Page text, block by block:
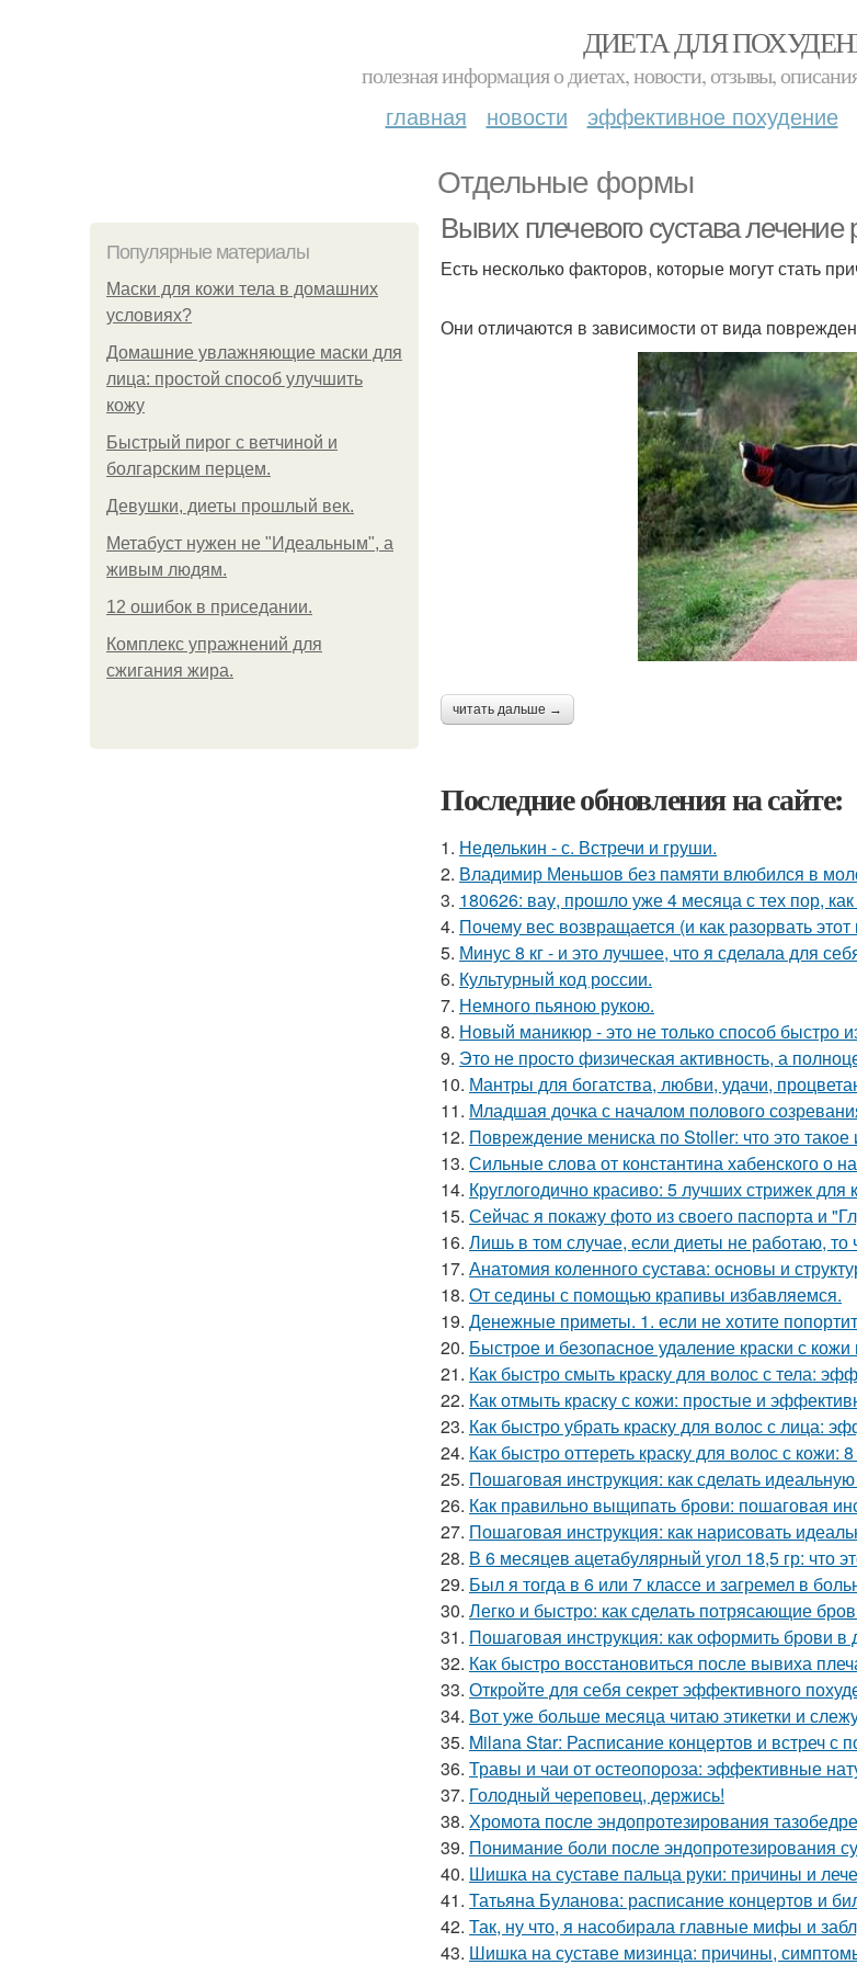
ДИЕТА ДЛЯ
полезная информация о диетах, новости, отзывы,
главная новости эффективное похудение
Отдельные формы
Популярные материалы
Маски для кожи тела в домашних
условиях?
Домашние увлажняющие маски для
лица: простой способ улучшить
кожу
Быстрый пирог с ветчиной и
болгарским перцем.
Девушки, диеты прошлый век.
Метабуст нужен не "Идеальным", а
живым людям.
12 ошибок в приседании.
Комплекс упражнений для
сжигания жира.
Вывих плечевого сустава
Есть несколько факторов, которые могут стать
Они отличаются в зависимости от вида
читать дальше →
Последние обновления на сайте:
1. Неделькин - с. Встречи и груши.
2. Владимир Меньшов без памяти влюбился в
3. 180626: вау, прошло уже 4 месяца с тех пор,
4. Почему вес возвращается (и как разорвать этот
5. Минус 8 кг - и это лучшее, что я сделала для
6. Культурный код россии.
7. Немного пьяною рукою.
8. Новый маникюр - это не только способ быстро
9. Это не просто физическая активность, а
10. Мантры для богатства, любви, удачи,
11. Младшая дочка с началом полового
12. Повреждение мениска по Stoller: что это такое
13. Сильные слова от константина хабенского о
14. Круглогодично красиво: 5 лучших стрижек для
15. Сейчас я покажу фото из своего паспорта и
16. Лишь в том случае, если диеты не работаю, то
17. Анатомия коленного сустава: основы и
18. От седины с помощью крапивы избавляемся.
19. Денежные приметы. 1. если не хотите
20. Быстрое и безопасное удаление краски с кожи
21. Как быстро смыть краску для волос с тела:
22. Как отмыть краску с кожи: простые и
23. Как быстро убрать краску для волос с лица:
24. Как быстро оттереть краску для волос с
25. Пошаговая инструкция: как сделать
26. Как правильно выщипать брови: пошаговая
27. Пошаговая инструкция: как нарисовать
28. В 6 месяцев ацетабулярный угол 18,5 гр: что
29. Был я тогда в 6 или 7 классе и загремел в
30. Легко и быстро: как сделать потрясающие
31. Пошаговая инструкция: как оформить брови
32. Как быстро восстановиться после вывиха
33. Откройте для себя секрет эффективного
34. Вот уже больше месяца читаю этикетки и
35. Milana Star: Расписание концертов и встреч с
36. Травы и чаи от остеопороза: эффективные
37. Голодный череповец, держись!
38. Хромота после эндопротезирования
39. Понимание боли после эндопротезирования
40. Шишка на суставе пальца руки: причины и
41. Татьяна Буланова: расписание концертов и
42. Так, ну что, я насобирала главные мифы и
43. Шишка на суставе мизинца: причины,